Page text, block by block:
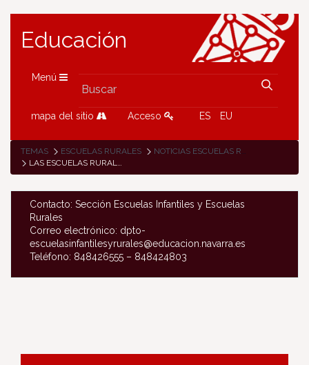
Educación
Menú
mapa del sitio Acceso ES EU
TEMAS ESCUELAS RURALES
NOTICIAS ESCUELAS RURALES
LAS ESCUELAS RURALES DE SAKANA HAN PARTICIPADO EN EL TALLER "CUIDADO, GÉNERO, SITUACIONES DE VIOLENCIA Y USO DEL ESPACIO A TRAVÉS DEL TEATRO"
Contacto: Sección Escuelas Infantiles y Escuelas
Rurales
Correo electrónico: dpto-
escuelasinfantilesyrurales@educacion.navarra.es
Teléfono: 848426555 – 848424803